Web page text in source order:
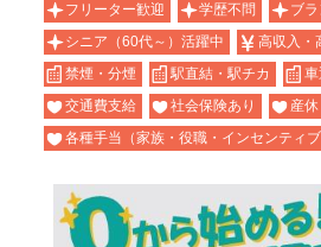
フリーター歓迎
学歴不問 ブ
シニア（60代～）活躍中
高収入・
禁煙・分煙
駅直結・駅チカ
交通費支給
社会保険あり 産
各種手当（家族・役職・インセンティ